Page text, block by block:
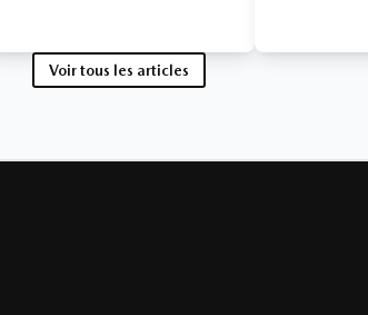
Voir tous les articles